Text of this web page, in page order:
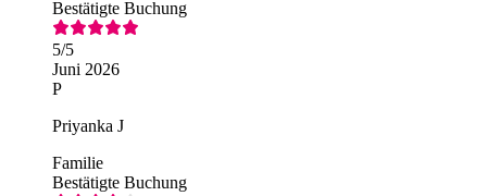
Bestätigte Buchung
5/5
Juni 2026
P
Priyanka J
Familie
Bestätigte Buchung